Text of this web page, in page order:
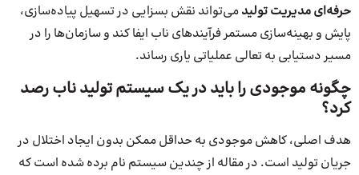
حرفه‌ای مدیریت تولیدمی‌تواند نقش بسزایی در تسهیل پیاده‌سازی،
پایش و بهینه‌سازی مستمر فرآیندهای ناب ایفا کند و سازمان‌ها را در
مسیر دستیابی به تعالی عملیاتی یاری رساند.
چگونه موجودی را باید در یک سیستم تولید ناب رصد
کرد؟
هدف اصلی، کاهش موجودی به حداقل ممکن بدون ایجاد اختلال در
جریان تولید است. در مقاله از چندین سیستم نام برده شده است که